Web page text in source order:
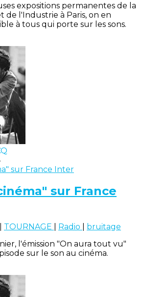
expositions permanentes de la
de l'Industrie à Paris, on en
à tous qui porte sur les sons.
sur France
TOURNAGE Radio
bruitage
l'émission "On aura tout vu"
sur le son au cinéma.